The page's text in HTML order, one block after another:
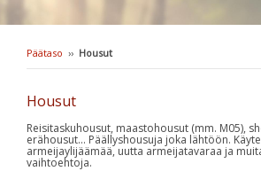
Päätaso ›› Housut
Housut
Reisitaskuhousut, maastohousut (mm. M05),
erähousut... Päällyshousuja joka lähtöön.
armeijaylijäämää, uutta armeijatavaraa ja
vaihtoehtoja.